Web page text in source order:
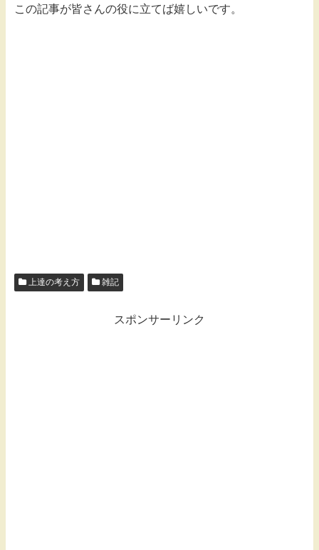
この記事が皆さんの役に立てば嬉しいです。
上達の考え方 雑記
スポンサーリンク